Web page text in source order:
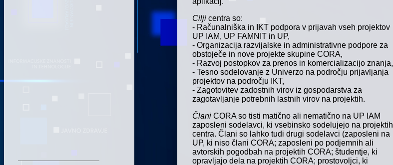
Cilji centra so:
- Računalniška in IKT podpora v prijavah vseh projektov
UP IAM, UP FAMNIT in UP,
- Organizacija razvijalske in administrativne podpore za
obstoječe in nove projekte skupine CORA,
- Razvoj postopkov za prenos in komercializacijo znanja,
- Tesno sodelovanje z Univerzo na področju prijavljanja
projektov na področju IKT,
- Zagotovitev zadostnih virov iz gospodarstva za
zagotavljanje potrebnih lastnih virov na projektih.
Člani CORA so tisti matično ali nematično na UP IAM
zaposleni sodelavci, ki vsebinsko sodelujejo na projektih
centra. Člani so lahko tudi drugi sodelavci (zaposleni na
UP, ki niso člani CORA; zaposleni po podjemnih ali
avtorskih pogodbah na projektih CORA; študentje, ki
opravljajo dela na projektih CORA; prostovoljci, ki